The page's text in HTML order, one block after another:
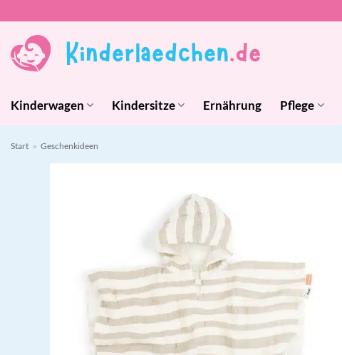
springen
Kinderwagen Kindersitze Ernährung Pflege
Start » Geschenkideen